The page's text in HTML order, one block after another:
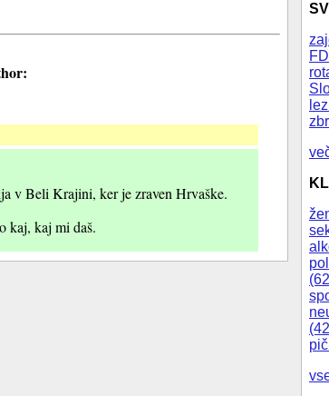
v Beli Krajini, ker je zraven Hrvaške.
kaj, kaj mi daš.